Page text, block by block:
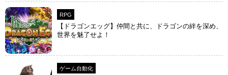
RPG
【ドラゴンエッグ】仲間と共に、ドラゴンの絆を深め、
世界を魅了せよ！
ゲーム自動化